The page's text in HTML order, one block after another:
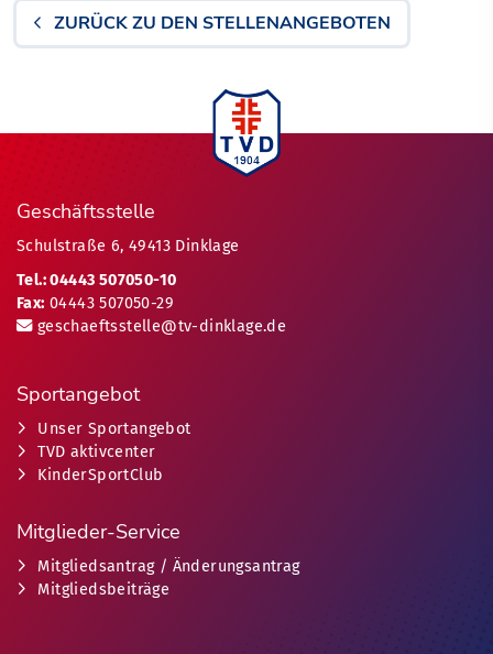
ZURÜCK ZU DEN STELLENANGEBOTEN
Geschäftsstelle
Schulstraße 6, 49413 Dinklage
Tel.: 04443 507050-10
Fax: 04443 507050-29
geschaeftsstelle@tv-dinklage.de
Sportangebot
Unser Sportangebot
TVD aktivcenter
KinderSportClub
Mitglieder-Service
Mitgliedsantrag / Änderungsantrag
Mitgliedsbeiträge